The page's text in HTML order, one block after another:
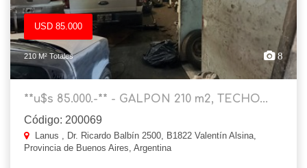
USD 85.000
210 M² Totales 8
**u$s 85.000.-** - GALPON 210 m2, TECHO...
Código: 200069
Lanus , Dr. Ricardo Balbín 2500, B1822 Valentín Alsina,
Provincia de Buenos Aires, Argentina